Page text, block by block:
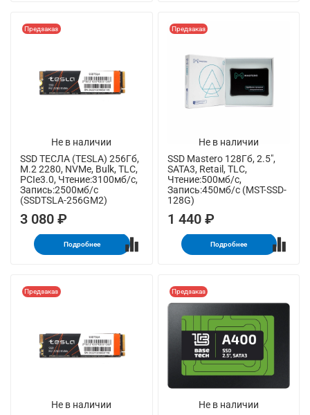
Не в наличии
Предзаказ
SSD ТЕСЛА (TESLA) 256Гб,
M.2 2280, NVMe, Bulk, TLC,
PCIe3.0, Чтение:3100мб/с,
Запись:2500мб/с
(SSDTSLA-256GM2)
3 080 ₽
Подробнее
Не в наличии
Предзаказ
SSD Mastero 128Гб, 2.5",
SATA3, Retail, TLC,
Чтение:500мб/с,
Запись:450мб/с (MST-SSD-
128G)
1 440 ₽
Подробнее
Не в наличии
Предзаказ
Не в наличии
Предзаказ